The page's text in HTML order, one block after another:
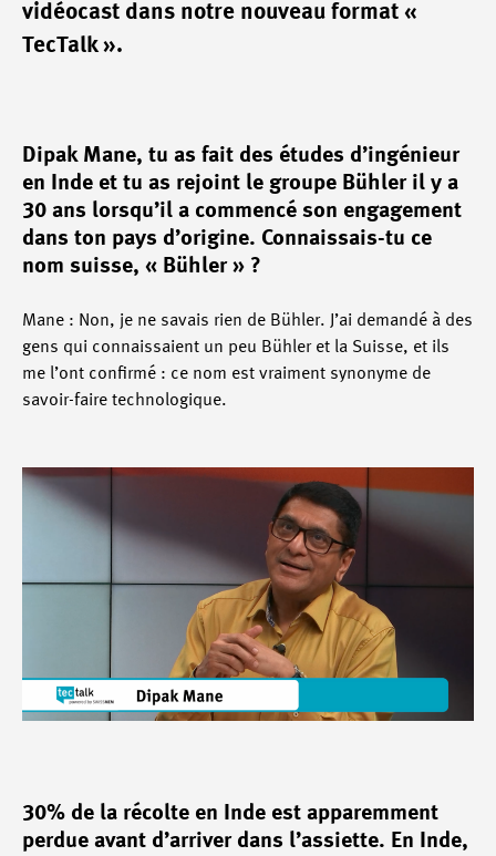
vidéocast dans notre nouveau format «
TecTalk ».
Dipak Mane, tu as fait des études d’ingénieur
en Inde et tu as rejoint le groupe Bühler il y a
30 ans lorsqu’il a commencé son engagement
dans ton pays d’origine. Connaissais-tu ce
nom suisse, « Bühler » ?
Mane : Non, je ne savais rien de Bühler. J’ai demandé à des
gens qui connaissaient un peu Bühler et la Suisse, et ils
me l’ont confirmé : ce nom est vraiment synonyme de
savoir-faire technologique.
30% de la récolte en Inde est apparemment
perdue avant d’arriver dans l’assiette. En Inde,